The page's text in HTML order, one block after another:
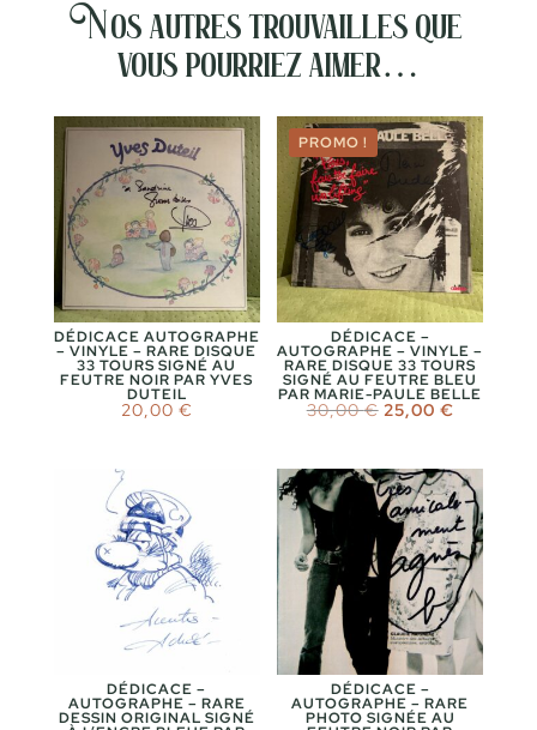
Nos autres trouvailles que
vous pourriez aimer…
DÉDICACE AUTOGRAPHE
– VINYLE – RARE DISQUE
33 TOURS SIGNÉ AU
FEUTRE NOIR PAR YVES
DUTEIL
20,00 €
PROMO !
DÉDICACE –
AUTOGRAPHE – VINYLE –
RARE DISQUE 33 TOURS
SIGNÉ AU FEUTRE BLEU
PAR MARIE-PAULE BELLE
30,00€ Le
30,00 €.
25,00 €Le
25,00 €.
DÉDICACE –
AUTOGRAPHE – RARE
DESSIN ORIGINAL SIGNÉ
DÉDICACE –
AUTOGRAPHE – RARE
PHOTO SIGNÉE AU